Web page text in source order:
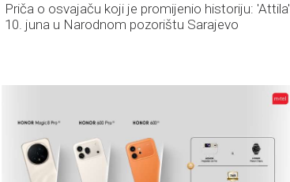
Priča o osvajaču koji je promijenio historiju: 'Attila'
10. juna u Narodnom pozorištu Sarajevo